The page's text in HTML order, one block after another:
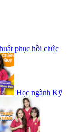
phục hồi chức
Học ngành Kỹ